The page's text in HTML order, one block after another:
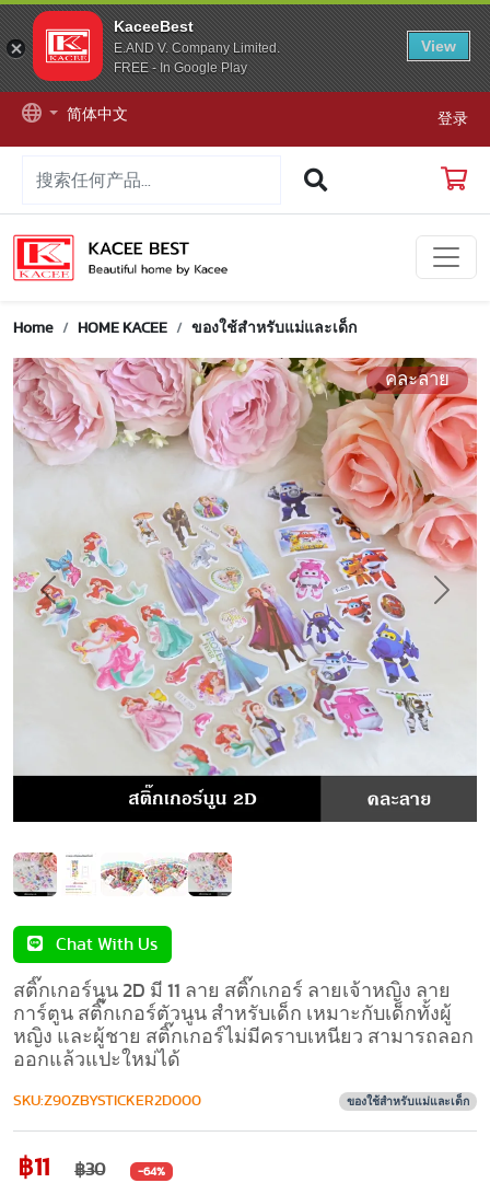
KaceeBest
E.AND V. Company Limited.
FREE - In Google Play
View
简体中文 登录
Home HOME KACEE ของใช้สำหรับแม่และเด็ก
คละลาย
Previous Next
Chat With Us
สติ๊กเกอร์นูน 2D มี 11 ลาย สติ๊กเกอร์ ลายเจ้าหญิง ลาย
การ์ตูน สติ๊กเกอร์ตัวนูน สำหรับเด็ก เหมาะกับเด็กทั้งผู้
หญิง และผู้ชาย สติ๊กเกอร์ไม่มีคราบเหนียว สามารถลอก
ออกแล้วแปะใหม่ได้
SKU:Z90ZBYSTICKER2D000 ของใช้สำหรับแม่และเด็ก
฿11 ฿30 -64%